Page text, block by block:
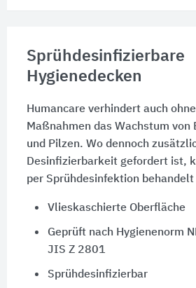
Sprühdesinfizierbare
Hygienedecken
Humancare verhindert auch
Maßnahmen das Wachstum von
und Pilzen. Wo dennoch
Desinfizierbarkeit gefordert ist,
per Sprühdesinfektion
Vlieskaschierte Oberfläche
Geprüft nach Hygienenorm
JIS Z 2801
Sprühdesinfizierbar